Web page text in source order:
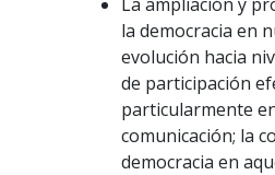
la democracia en
evolución hacia
de participación
particularmente
comunicación; la
democracia en